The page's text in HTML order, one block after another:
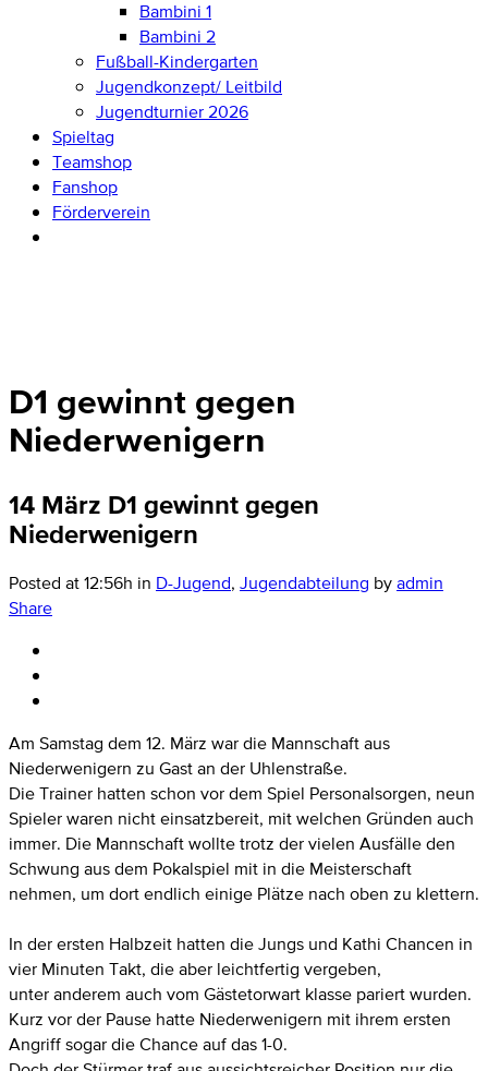
Bambini 1
Bambini 2
Fußball-Kindergarten
Jugendkonzept/ Leitbild
Jugendturnier 2026
Spieltag
Teamshop
Fanshop
Förderverein
D1 gewinnt gegen
Niederwenigern
14 März D1 gewinnt gegen
Niederwenigern
Posted at 12:56h in D-Jugend, Jugendabteilung byadmin
Share
Am Samstag dem 12. März war die Mannschaft aus
Niederwenigern zu Gast an der Uhlenstraße.
Die Trainer hatten schon vor dem Spiel Personalsorgen, neun
Spieler waren nicht einsatzbereit, mit welchen Gründen auch
immer. Die Mannschaft wollte trotz der vielen Ausfälle den
Schwung aus dem Pokalspiel mit in die Meisterschaft
nehmen, um dort endlich einige Plätze nach oben zu klettern.
In der ersten Halbzeit hatten die Jungs und Kathi Chancen in
vier Minuten Takt, die aber leichtfertig vergeben,
unter anderem auch vom Gästetorwart klasse pariert wurden.
Kurz vor der Pause hatte Niederwenigern mit ihrem ersten
Angriff sogar die Chance auf das 1-0.